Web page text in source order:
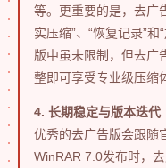
等。更重要的是，去广
实压缩”、“恢复记录”
版中虽未限制，但去广
整即可享受专业级压缩
4. 长期稳定与版本迭代
优秀的去广告版会跟随
WinRAR 7.0发布时，